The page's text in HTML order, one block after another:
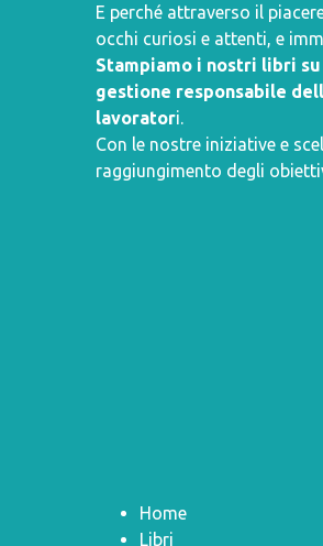
E perché attraverso il
occhi curiosi e attenti, e
Stampiamo i nostri libri
gestione responsabile
lavoratori.
Con le nostre iniziative e
raggiungimento degli
Home
Libri